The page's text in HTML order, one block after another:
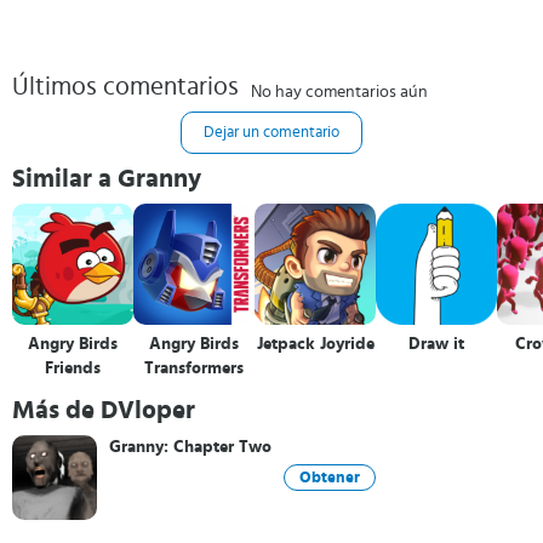
Últimos comentarios No hay comentarios aún
Dejar un comentario
Similar a Granny
Angry Birds
Friends
Angry Birds
Transformers
Jetpack Joyride Draw it
Más de DVloper
Granny: Chapter Two
Obtener